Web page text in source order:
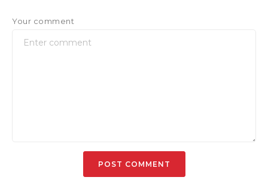
Your comment